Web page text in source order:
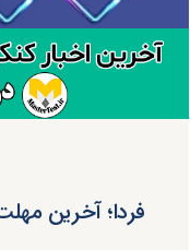
فردا؛ آخرین